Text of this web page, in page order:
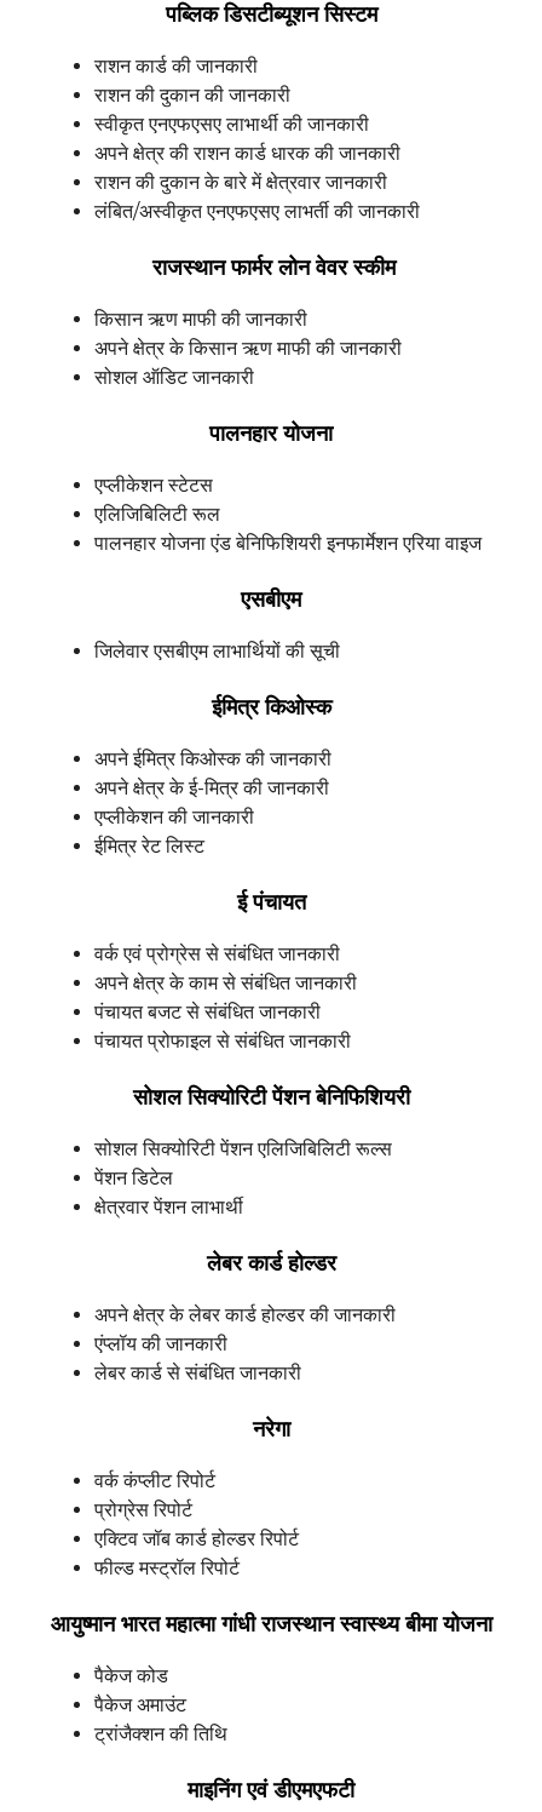
पब्लिक डिसटीब्यूशन सिस्टम
राशन कार्ड की जानकारी
राशन की दुकान की जानकारी
स्वीकृत एनएफएसए लाभार्थी की जानकारी
अपने क्षेत्र की राशन कार्ड धारक की जानकारी
राशन की दुकान के बारे में क्षेत्रवार जानकारी
लंबित/अस्वीकृत एनएफएसए लाभर्ती की जानकारी
राजस्थान फार्मर लोन वेवर स्कीम
किसान ऋण माफी की जानकारी
अपने क्षेत्र के किसान ऋण माफी की जानकारी
सोशल ऑडिट जानकारी
पालनहार योजना
एप्लीकेशन स्टेटस
एलिजिबिलिटी रूल
पालनहार योजना एंड बेनिफिशियरी इनफार्मेशन एरिया वाइज
एसबीएम
जिलेवार एसबीएम लाभार्थियों की सूची
ईमित्र किओस्क
अपने ईमित्र किओस्क की जानकारी
अपने क्षेत्र के ई-मित्र की जानकारी
एप्लीकेशन की जानकारी
ईमित्र रेट लिस्ट
ई पंचायत
वर्क एवं प्रोग्रेस से संबंधित जानकारी
अपने क्षेत्र के काम से संबंधित जानकारी
पंचायत बजट से संबंधित जानकारी
पंचायत प्रोफाइल से संबंधित जानकारी
सोशल सिक्योरिटी पेंशन बेनिफिशियरी
सोशल सिक्योरिटी पेंशन एलिजिबिलिटी रूल्स
पेंशन डिटेल
क्षेत्रवार पेंशन लाभार्थी
लेबर कार्ड होल्डर
अपने क्षेत्र के लेबर कार्ड होल्डर की जानकारी
एंप्लॉय की जानकारी
लेबर कार्ड से संबंधित जानकारी
नरेगा
वर्क कंप्लीट रिपोर्ट
प्रोग्रेस रिपोर्ट
एक्टिव जॉब कार्ड होल्डर रिपोर्ट
फील्ड मस्ट्रॉल रिपोर्ट
आयुष्मान भारत महात्मा गांधी राजस्थान स्वास्थ्य बीमा योजना
पैकेज कोड
पैकेज अमाउंट
ट्रांजैक्शन की तिथि
माइनिंग एवं डीएमएफटी